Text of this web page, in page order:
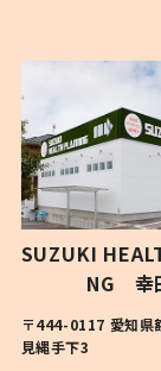
PRICE
SUZUKI
NG 幸
〒444-0117 愛知県
見縄手下3